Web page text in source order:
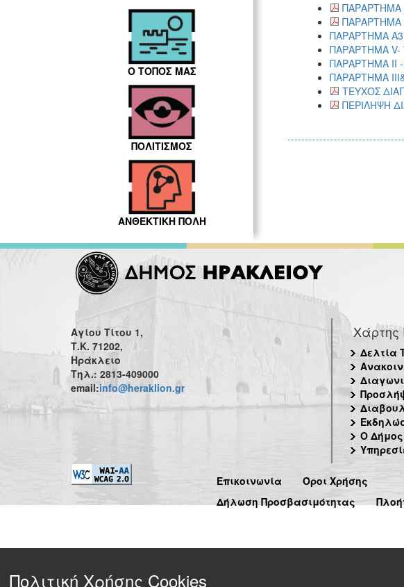
Ο ΤΟΠΟΣ ΜΑΣ
ΠΟΛΙΤΙΣΜΟΣ
ΑΝΘΕΚΤΙΚΗ ΠΟΛΗ
ΠΑΡΑΡΤΗΜΑ
ΠΑΡΑΡΤΗΜΑ
ΠΑΡΑΡΤΗΜΑ Α3
ΠΑΡΑΡΤΗΜΑ V-
ΠΑΡΑΡΤΗΜΑ
ΠΑΡΑΡΤΗΜΑ
ΤΕΥΧΟΣ
ΠΕΡΙΛΗΨΗ
Αγίου Τίτου 1,
Τ.Κ. 71202,
Ηράκλειο
Τηλ.: 2813-409000
email:info@heraklion.gr
Χάρτης
Δελτία
Ο Δήμος
Επικοινωνία
Όροι Χρήσης
Δήλωση Προσβασιμότητας
Πολιτική Χρήσης Cookies